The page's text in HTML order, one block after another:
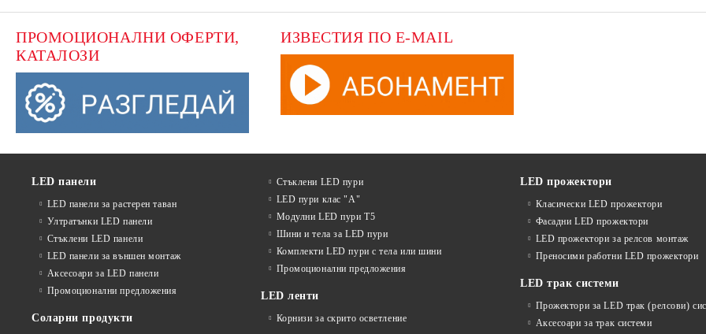
ПРОМОЦИОНАЛНИ ОФЕРТИ,
КАТАЛОЗИ
ИЗВЕСТИЯ ПО E-MAIL
LED панели
LED панели за растерен таван
Ултратънки LED панели
Стъклени LED панели
LED панели за външен монтаж
Аксесоари за LED панели
Промоционални предложения
Соларни продукти
Стъклени LED пури
LED пури клас "А"
Модулни LED пури T5
Шини и тела за LED пури
Комплекти LED пури с тела или шини
Промоционални предложения
LED ленти
Корнизи за скрито осветление
LED прожектори
Класически LED прожектори
Фасадни LED прожектори
LED прожектори за релсов монтаж
Преносими работни LED прожектори
LED трак системи
Прожектори за LED трак (релсови)
Аксесоари за трак системи